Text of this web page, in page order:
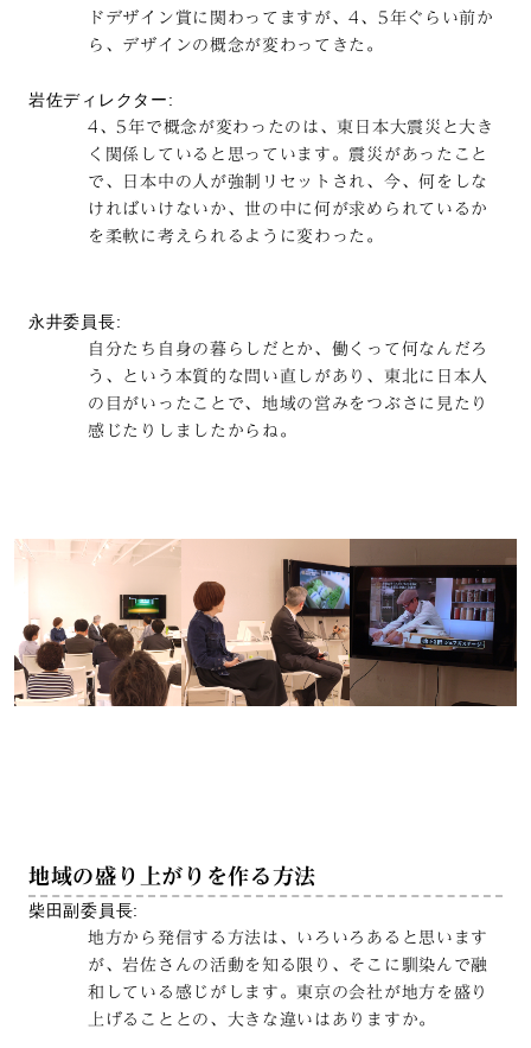
ドデザイン賞に関わってますが、4、5年ぐらい前か
ら、デザインの概念が変わってきた。
岩佐ディレクター:
4、5年で概念が変わったのは、東日本大震災と大き
く関係していると思っています。震災があったこと
で、日本中の人が強制リセットされ、今、何をしな
ければいけないか、世の中に何が求められているか
を柔軟に考えられるように変わった。
永井委員長:
自分たち自身の暮らしだとか、働くって何なんだろ
う、という本質的な問い直しがあり、東北に日本人
の目がいったことで、地域の営みをつぶさに見たり
感じたりしましたからね。
地域の盛り上がりを作る方法
柴田副委員長:
地方から発信する方法は、いろいろあると思います
が、岩佐さんの活動を知る限り、そこに馴染んで融
和している感じがします。東京の会社が地方を盛り
上げることとの、大きな違いはありますか。